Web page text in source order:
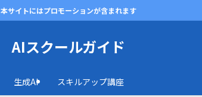
本サイトにはプロモーションが含まれます
AIスクールガイド
生成AI スキルアップ講座